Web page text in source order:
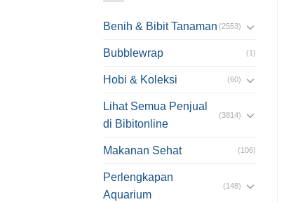
Benih & Bibit Tanaman (2553)
Bubblewrap (1)
Hobi & Koleksi (60)
Lihat Semua Penjual
di Bibitonline
(3814)
Makanan Sehat (106)
Perlengkapan
Aquarium
(148)